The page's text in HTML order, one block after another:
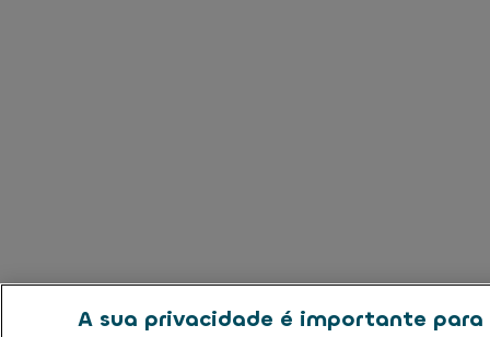
A sua privacidade é importante para